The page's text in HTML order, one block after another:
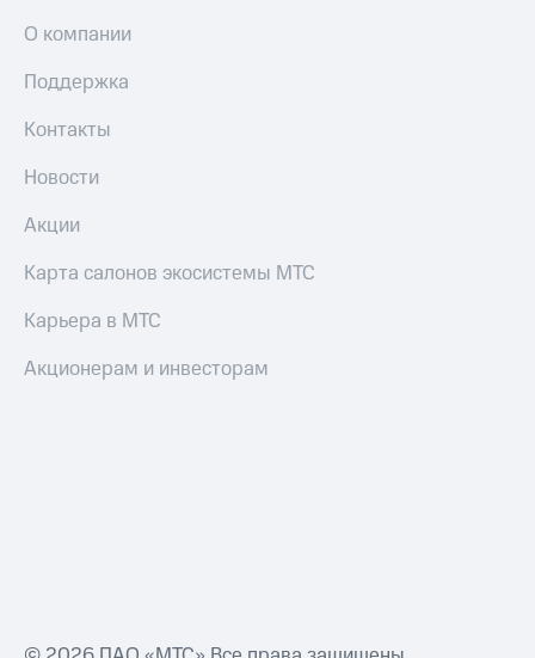
О компании
Поддержка
Контакты
Новости
Акции
Карта салонов экосистемы МТС
Карьера в МТС
Акционерам и инвесторам